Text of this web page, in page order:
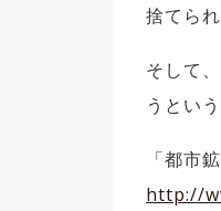
捨てら
そして
うとい
「都市
http://